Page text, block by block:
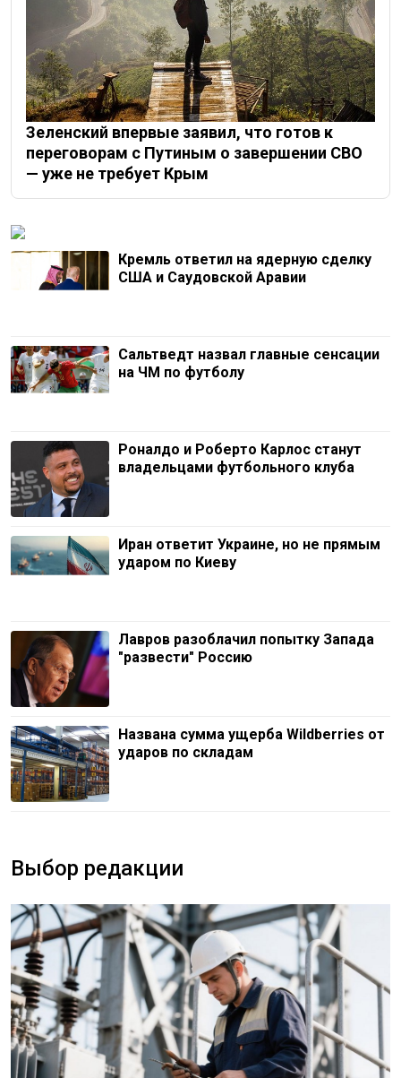
Зеленский впервые заявил, что готов к
переговорам с Путиным о завершении СВО
— уже не требует Крым
Кремль ответил на ядерную сделку
США и Саудовской Аравии
Сальтведт назвал главные сенсации
на ЧМ по футболу
Роналдо и Роберто Карлос станут
владельцами футбольного клуба
Иран ответит Украине, но не прямым
ударом по Киеву
Лавров разоблачил попытку Запада
"развести" Россию
Названа сумма ущерба Wildberries от
ударов по складам
Выбор редакции